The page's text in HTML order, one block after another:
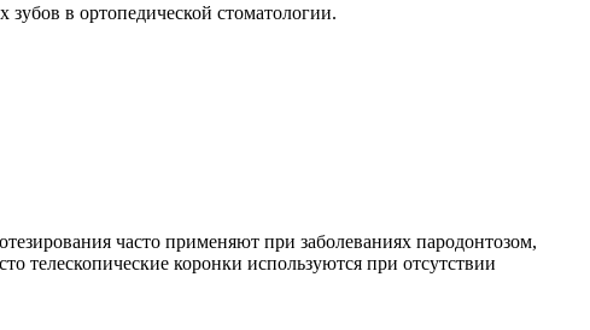
в ортопедической стоматологии.
часто применяют при заболеваниях пародонтозом,
телескопические коронки используются при отсутствии